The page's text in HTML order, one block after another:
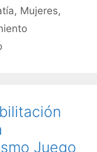
, Mujeres,
Juego